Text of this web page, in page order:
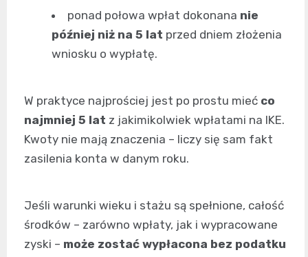
ponad połowa wpłat dokonana nie
później niż na 5 lat przed dniem złożenia
wniosku o wypłatę.
W praktyce najprościej jest po prostu mieć co
najmniej 5 lat z jakimikolwiek wpłatami na IKE.
Kwoty nie mają znaczenia – liczy się sam fakt
zasilenia konta w danym roku.
Jeśli warunki wieku i stażu są spełnione, całość
środków – zarówno wpłaty, jak i wypracowane
zyski – może zostać wypłacona bez podatku